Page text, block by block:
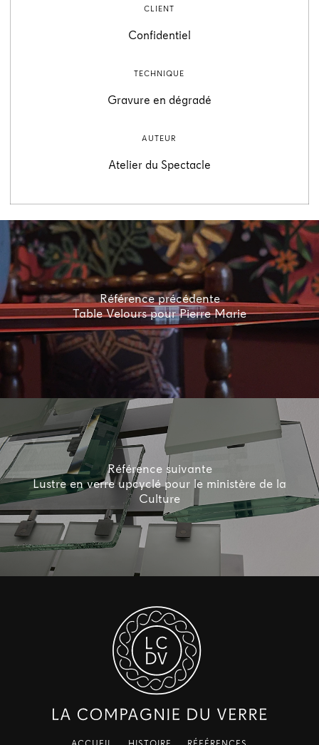
CLIENT
Confidentiel
TECHNIQUE
Gravure en dégradé
AUTEUR
Atelier du Spectacle
Référence précédente
Table Velours pour Pierre Marie
Référence suivante
Lustre en verre upcyclé pour le ministère de la
Culture